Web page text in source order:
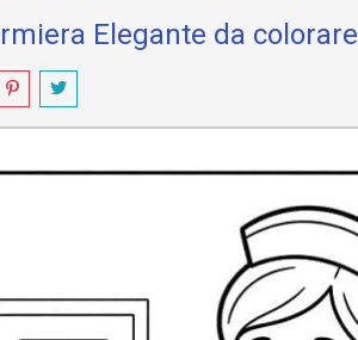
Elegante da colorare